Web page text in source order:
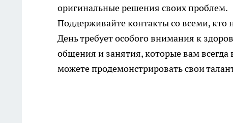
оригинальные решения своих проблем.
Поддерживайте контакты со всеми,
День требует особого внимания к
общения и занятия, которые вам всегда
можете продемонстрировать свои